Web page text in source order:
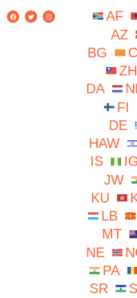
AF
AZ
BG
DA
FI
DE
HAW
IS
IG
JW
KU
LB
MT
NE
PA
SR